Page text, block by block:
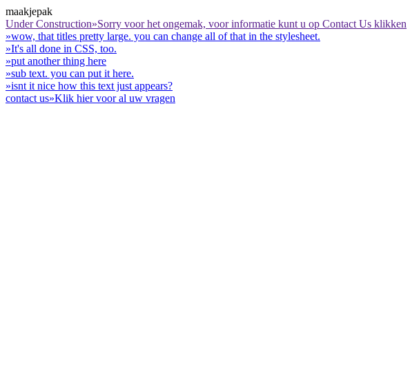
maakjepak
Under Construction»Sorry voor het ongemak, voor informatie kunt u op Contact Us klikken
»wow, that titles pretty large. you can change all of that in the stylesheet.
»It's all done in CSS, too.
»put another thing here
»sub text. you can put it here.
»isnt it nice how this text just appears?
contact us»Klik hier voor al uw vragen